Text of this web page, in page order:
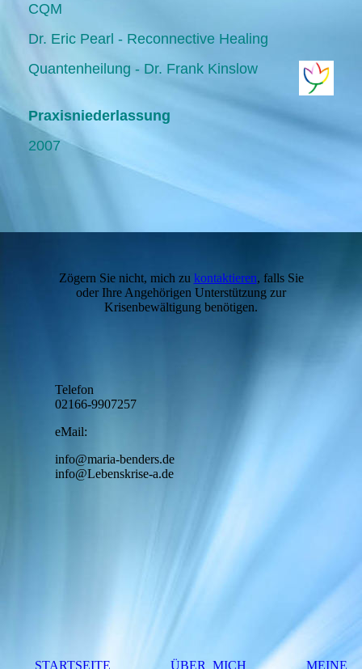
CQM
Dr. Eric Pearl - Reconnective Healing
Quantenheilung - Dr. Frank Kinslow
Praxisniederlassung
2007
Zögern Sie nicht, mich zu kontaktieren, falls Sie
oder Ihre Angehörigen Unterstützung zur
Krisenbewältigung benötigen.
Telefon
02166-9907257
eMail:
info@maria-benders.de
info@Lebenskrise-a.de
STARTSEITE ÜBER MICH MEINE